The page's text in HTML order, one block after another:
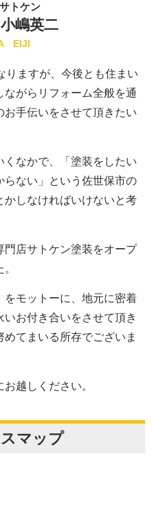
トケン
小嶋英二
EIJI
りますが、今後とも住まい
がらリフォーム全般を通
お手伝いをさせて頂きたい
なかで、「塗装をしたい
らない」という佐世保市の
かしなければいけないと考
門店サトケン塗装をオープ
をモットーに、地元に密着
お付き合いをさせて頂き
てまいる所存でございま
越しください。
マップ